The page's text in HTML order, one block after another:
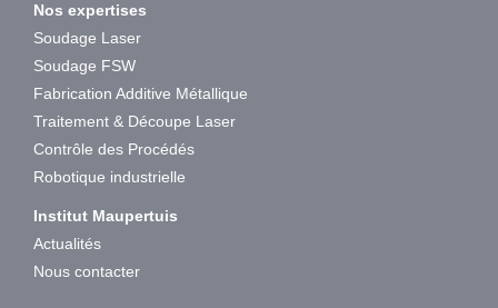
Nos expertises
Soudage Laser
Soudage FSW
Fabrication Additive Métallique
Traitement & Découpe Laser
Contrôle des Procédés
Robotique industrielle
Institut Maupertuis
Actualités
Nous contacter